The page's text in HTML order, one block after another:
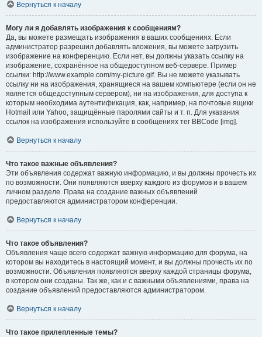
Вернуться к началу
Могу ли я добавлять изображения к сообщениям?
Да, вы можете размещать изображения в ваших сообщениях. Если
администратор разрешил добавлять вложения, вы можете загрузить
изображение на конференцию. Если нет, вы должны указать ссылку на
изображение, сохранённое на общедоступном веб-сервере. Пример
ссылки: http://www.example.com/my-picture.gif. Вы не можете указывать
ссылку ни на изображения, хранящиеся на вашем компьютере (если он не
является общедоступным сервером), ни на изображения, для доступа к
которым необходима аутентификация, как, например, на почтовые ящики
Hotmail или Yahoo, защищённые паролями сайты и т. п. Для указания
ссылок на изображения используйте в сообщениях тег BBCode [img].
Вернуться к началу
Что такое важные объявления?
Эти объявления содержат важную информацию, и вы должны прочесть их
по возможности. Они появляются вверху каждого из форумов и в вашем
личном разделе. Права на создание важных объявлений
предоставляются администратором конференции.
Вернуться к началу
Что такое объявления?
Объявления чаще всего содержат важную информацию для форума, на
котором вы находитесь в настоящий момент, и вы должны прочесть их по
возможности. Объявления появляются вверху каждой страницы форума,
в котором они созданы. Так же, как и с важными объявлениями, права на
создание объявлений предоставляются администратором.
Вернуться к началу
Что такое прилепленные темы?